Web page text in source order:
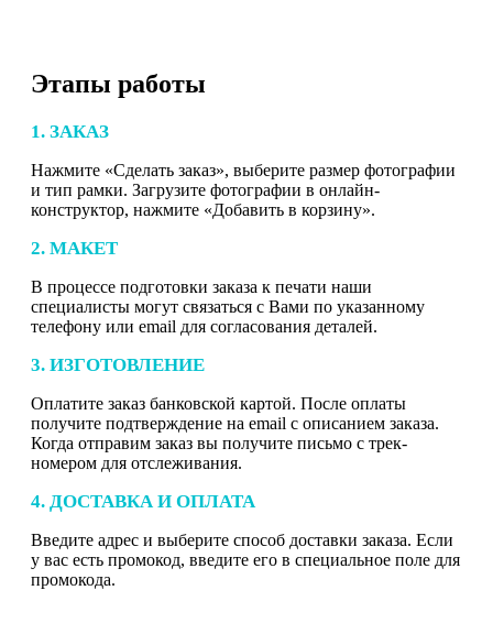
Этапы работы
1. ЗАКАЗ
Нажмите «Сделать заказ», выберите размер фотографии
и тип рамки. Загрузите фотографии в онлайн-
конструктор, нажмите «Добавить в корзину».
2. МАКЕТ
В процессе подготовки заказа к печати наши
специалисты могут связаться с Вами по указанному
телефону или email для согласования деталей.
3. ИЗГОТОВЛЕНИЕ
Оплатите заказ банковской картой. После оплаты
получите подтверждение на email с описанием заказа.
Когда отправим заказ вы получите письмо с трек-
номером для отслеживания.
4. ДОСТАВКА И ОПЛАТА
Введите адрес и выберите способ доставки заказа. Если
у вас есть промокод, введите его в специальное поле для
промокода.